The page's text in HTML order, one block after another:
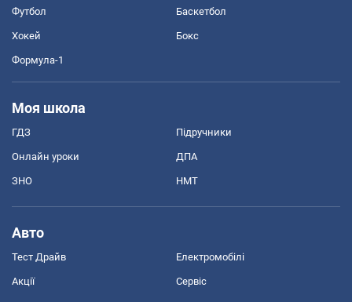
Футбол Баскетбол
Хокей Бокс
Формула-1
Моя школа
ГДЗ Підручники
Онлайн уроки ДПА
ЗНО НМТ
Авто
Тест Драйв Електромобілі
Акції Сервіс